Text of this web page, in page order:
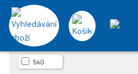
DOMŮ Textilie a plachtovina metráž
Gramáž
540